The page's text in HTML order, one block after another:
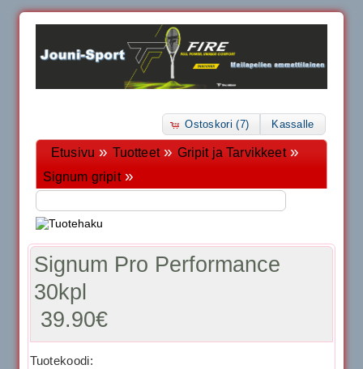
Ostoskori (7) Kassalle
Etusivu » Tuotteet» Gripit ja Tarvikkeet»
Signum gripit»
Signum Pro Performance
30kpl
39.90€
Tuotekoodi: